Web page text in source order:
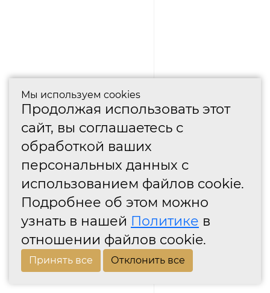
Мы используем cookies
Продолжая использовать этот
сайт, вы соглашаетесь с
обработкой ваших
персональных данных с
использованием файлов cookie.
Подробнее об этом можно
узнать в нашей Политике в
отношении файлов cookie.
Принять все Отклонить все